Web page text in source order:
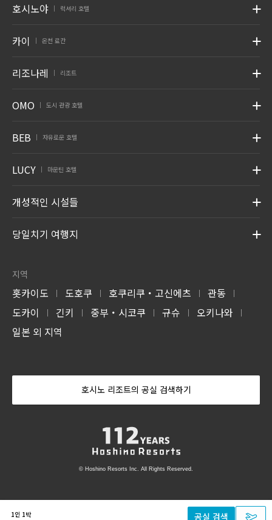
1인 1박 공실 검색
호시노야 럭셔리 호텔
카이 온천 료칸
리조나레 리조트
OMO 도시 관광 호텔
BEB 자유로운 호텔
LUCY 마운틴 호텔
개성적인 시설들
당일치기 여행지
지역
홋카이도 | 도호쿠 | 호쿠리쿠・고신에츠 | 관동 |
도카이 | 긴키 | 중부・시코쿠 | 규슈 | 오키나와 |
일본 외 지역
호시노 리조트의 공실 검색하기
© Hoshino Resorts Inc. All Rights Reserved.